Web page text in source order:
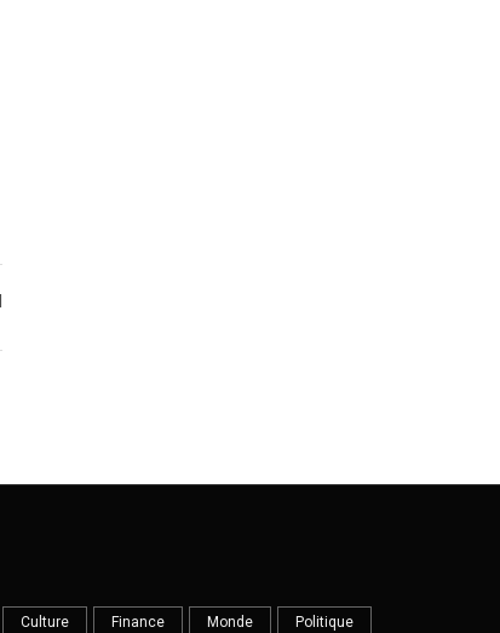
Culture Finance Monde Politique